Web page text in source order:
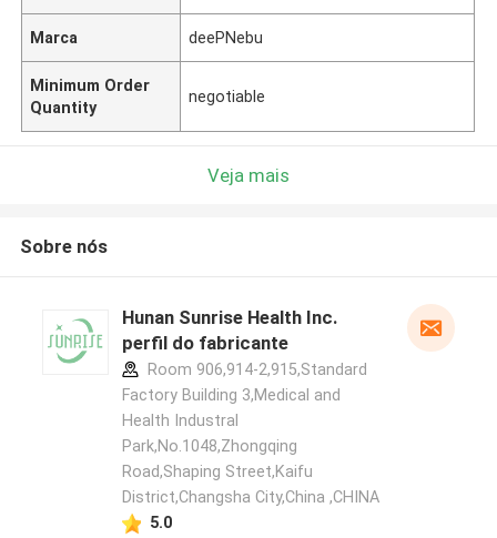
Marca deePNebu
Minimum Order
Quantity
negotiable
Veja mais
Sobre nós
Hunan Sunrise Health Inc.
perfil do fabricante
Room 906,914-2,915,Standard
Factory Building 3,Medical and
Health Industral
Park,No.1048,Zhongqing
Road,Shaping Street,Kaifu
District,Changsha City,China ,CHINA
5.0